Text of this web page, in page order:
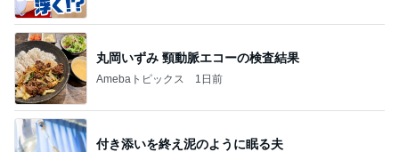
丸岡いずみ 頸動脈エコーの検査結果
Amebaトピックス 1日前
付き添いを終え泥のように眠る夫